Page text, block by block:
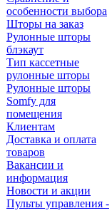
особенности выбора
Шторы на заказ
Рулонные шторы
блэкаут
Тип кассетные
рулонные шторы
Рулонные шторы
Somfy для
помещения
Клиентам
Доставка и оплата
товаров
Вакансии и
информация
Новости и акции
Пульты управления -